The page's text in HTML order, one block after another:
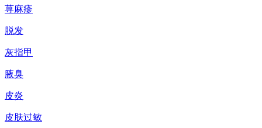
荨麻疹
脱发
灰指甲
腋臭
皮炎
皮肤过敏